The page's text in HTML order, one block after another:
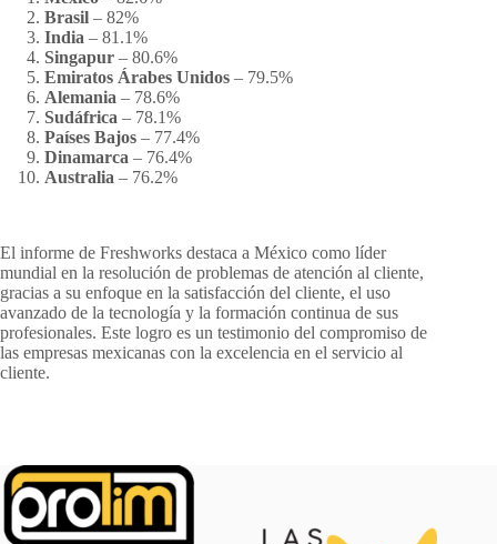
Brasil – 82%
India – 81.1%
Singapur – 80.6%
Emiratos Árabes Unidos – 79.5%
Alemania – 78.6%
Sudáfrica – 78.1%
Países Bajos – 77.4%
Dinamarca – 76.4%
Australia – 76.2%
El informe de Freshworks destaca a México como líder
mundial en la resolución de problemas de atención al cliente,
gracias a su enfoque en la satisfacción del cliente, el uso
avanzado de la tecnología y la formación continua de sus
profesionales. Este logro es un testimonio del compromiso de
las empresas mexicanas con la excelencia en el servicio al
cliente.